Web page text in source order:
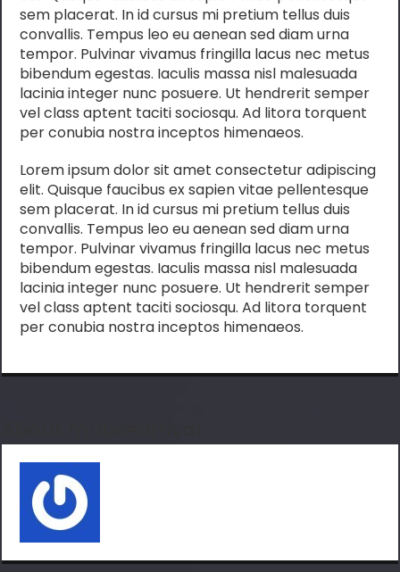
sem placerat. In id cursus mi pretium tellus duis
convallis. Tempus leo eu aenean sed diam urna
tempor. Pulvinar vivamus fringilla lacus nec metus
bibendum egestas. Iaculis massa nisl malesuada
lacinia integer nunc posuere. Ut hendrerit semper
vel class aptent taciti sociosqu. Ad litora torquent
per conubia nostra inceptos himenaeos.
Lorem ipsum dolor sit amet consectetur adipiscing
elit. Quisque faucibus ex sapien vitae pellentesque
sem placerat. In id cursus mi pretium tellus duis
convallis. Tempus leo eu aenean sed diam urna
tempor. Pulvinar vivamus fringilla lacus nec metus
bibendum egestas. Iaculis massa nisl malesuada
lacinia integer nunc posuere. Ut hendrerit semper
vel class aptent taciti sociosqu. Ad litora torquent
per conubia nostra inceptos himenaeos.